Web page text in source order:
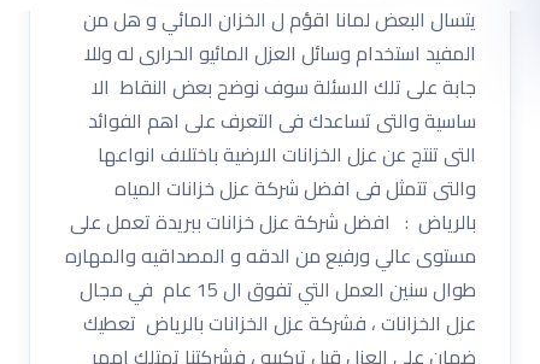
يتسال البعض لمانا اقؤم ل الخزان المائي و هل من
المفيد استخدام وسائل العزل المائيو الحرارى له وللا
جابة على تلك الاسئلة سوف نوضح بعض النقاط الا
ساسية والتى تساعدك فى التعرف على اهم الفوائد
التى تنتج عن عزل الخزانات الارضية باختلاف انواعها
والتى تتمثل فى افضل شركة عزل خزانات المياه
بالرياض : افضل شركة عزل خزانات ببريدة تعمل على
مستوى عالي ورفيع من الدقه و المصداقيه والمهاره
طوال سنين العمل التي تفوق ال 15 عام في مجال
عزل الخزانات ، فشركة عزل الخزانات بالرياض تعطيك